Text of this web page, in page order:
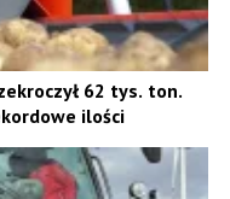
62 tys. ton.
ilości